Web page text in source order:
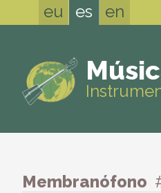
eu es en
Membranófono